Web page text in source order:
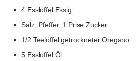
4 Esslöffel Essig
Salz, Pfeffer, 1 Prise Zucker
1/2 Teelöffel getrockneter Oregano
5 Esslöffel Öl